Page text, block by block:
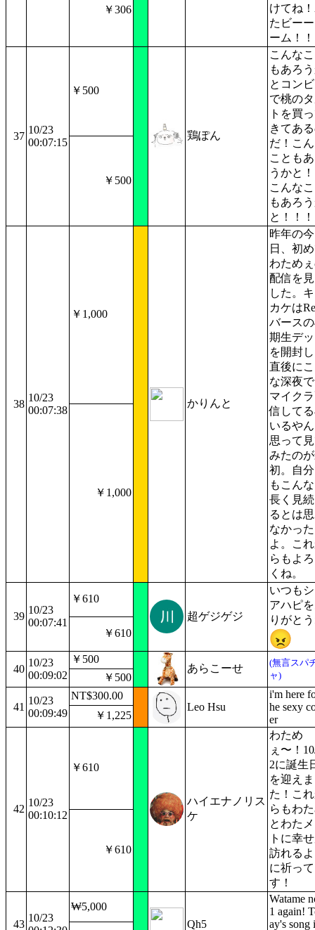
けてね
たビー
ーム！！
￥306
37
10/23
00:07:15
￥500
鶏ぽん
こんな
もあろ
とコン
で桃の
トを買
きてあ
だ！こ
ことも
うかと
こんな
もあろ
と！！！
￥500
38
10/23
00:07:38
￥1,000
かりんと
昨年の今
日、初
わため
配信を
した。
カケはRe
バース
期生デ
を開封
直後に
な深夜
マイク
信して
いるや
思って
みたの
初。自
もこん
長く見
るとは
なかった
よ。こ
らもよ
くね。
￥1,000
39
10/23
00:07:41
￥610
超ゲジゲジ
いつも
アハピ
りがと
￥610
40
10/23
00:09:02
￥500
あらこーせ
(無言スパ
ャ)
￥500
41
10/23
00:09:49
NT$300.00
Leo Hsu
i'm here
he sexy
er
￥1,225
42
10/23
00:10:12
￥610
ハイエナノリス
ケ
わため
ぇ〜！
2に誕生
を迎え
た！こ
らもわ
とわた
トに幸
訪れる
に祈っ
す！
￥610
43
10/23
₩5,000
Qh5
Watame
1 again!
ay's song